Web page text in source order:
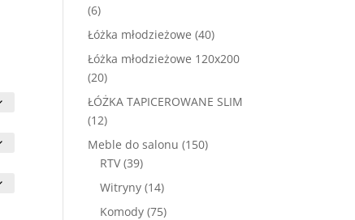
66
produktów
Łóżka młodzieżowe 4040
produktów
Łóżka młodzieżowe 120x200
2020
produktów
ŁÓŻKA TAPICEROWANE SLIM
1212
produktów
Meble do salonu 150150
RTV 3939
produktów
Witryny 1414
produktów
Komody 7575